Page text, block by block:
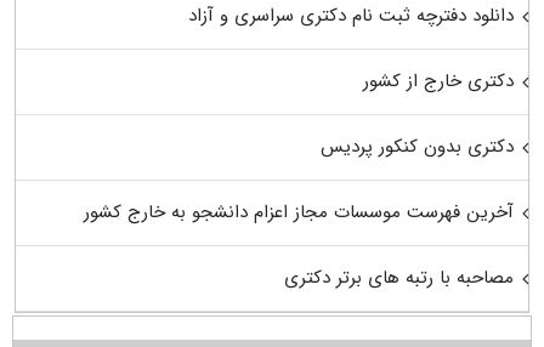
دانلود دفترچه ثبت نام دکتری سراسری و آزاد
دکتری خارج از کشور
دکتری بدون کنکور پردیس
آخرین فهرست موسسات مجاز اعزام دانشجو به خارج کشور
مصاحبه با رتبه های برتر دکتری